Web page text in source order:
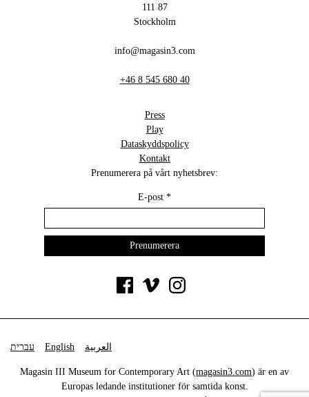
111 87
Stockholm
info@magasin3.com
+46 8 545 680 40
Press
Play
Dataskyddspolicy
Kontakt
Prenumerera på vårt nyhetsbrev:
E-post *
עברית English العربية
Magasin III Museum for Contemporary Art (magasin3.com) är en av
Europas ledande institutioner för samtida konst.